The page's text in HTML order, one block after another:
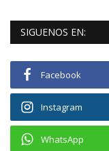
Cine y TV
Podcast y Audios
SIGUENOS EN:
Facebook
Instagram
WhatsApp